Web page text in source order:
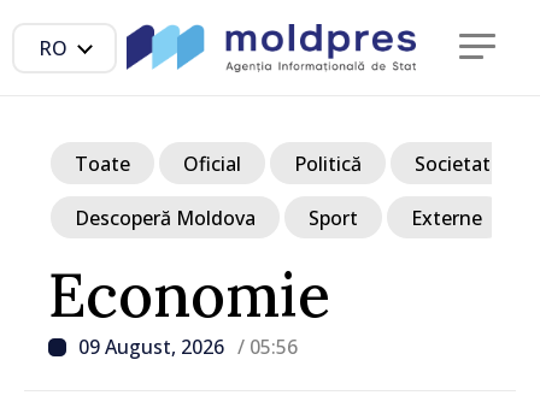
RO
Economie
09 August, 2026 / 05:56
Toate Oficial Politică Societate
Descoperă Moldova Sport Externe